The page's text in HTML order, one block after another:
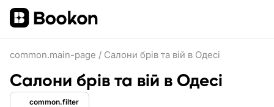
common.main-page / Салони брів та вій в Одесі
Салони брів та вій в Одесі
common.filter